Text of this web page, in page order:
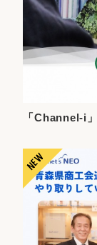
「Channel-i